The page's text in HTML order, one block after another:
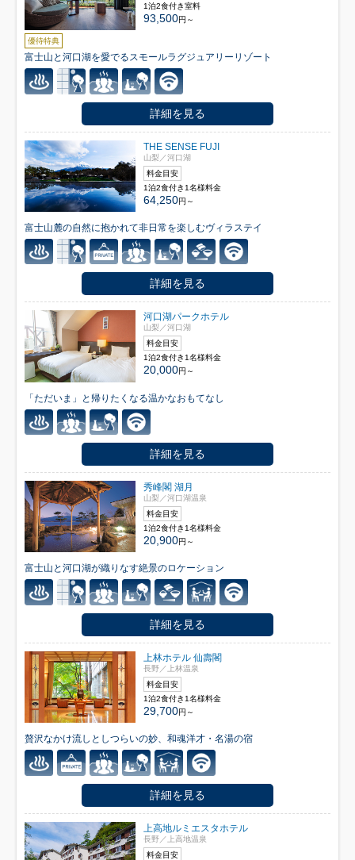
優待特典
1泊2食付き室料
93,500円～
富士山と河口湖を愛でるスモールラグジュアリーリゾート
詳細を見る
THE SENSE FUJI
山梨／河口湖
料金目安
1泊2食付き1名様料金
64,250円～
富士山麓の自然に抱かれて非日常を楽しむヴィラステイ
詳細を見る
河口湖パークホテル
山梨／河口湖
料金目安
1泊2食付き1名様料金
20,000円～
「ただいま」と帰りたくなる温かなおもてなし
詳細を見る
秀峰閣 湖月
山梨／河口湖温泉
料金目安
1泊2食付き1名様料金
20,900円～
富士山と河口湖が織りなす絶景のロケーション
詳細を見る
上林ホテル 仙壽閣
長野／上林温泉
料金目安
1泊2食付き1名様料金
29,700円～
贅沢なかけ流しとしつらいの妙、和魂洋才・名湯の宿
詳細を見る
上高地ルミエスタホテル
長野／上高地温泉
料金目安